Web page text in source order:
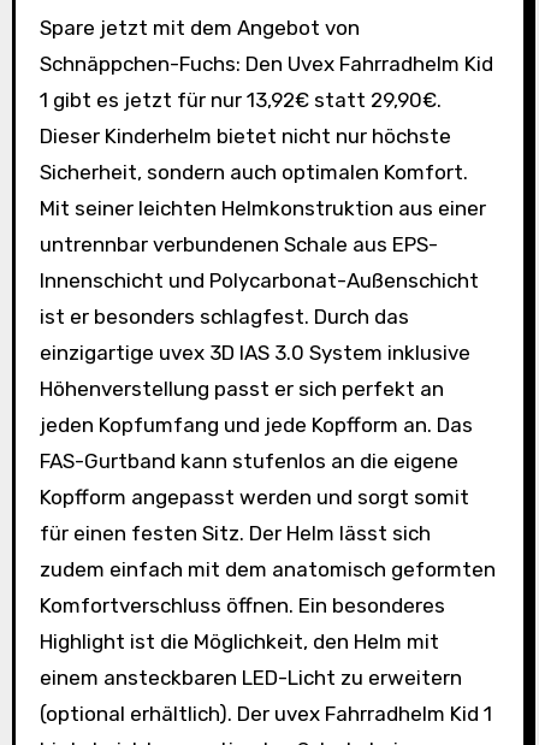
Spare jetzt mit dem Angebot von
Schnäppchen-Fuchs: Den Uvex Fahrradhelm Kid
1 gibt es jetzt für nur 13,92€ statt 29,90€.
Dieser Kinderhelm bietet nicht nur höchste
Sicherheit, sondern auch optimalen Komfort.
Mit seiner leichten Helmkonstruktion aus einer
untrennbar verbundenen Schale aus EPS-
Innenschicht und Polycarbonat-Außenschicht
ist er besonders schlagfest. Durch das
einzigartige uvex 3D IAS 3.0 System inklusive
Höhenverstellung passt er sich perfekt an
jeden Kopfumfang und jede Kopfform an. Das
FAS-Gurtband kann stufenlos an die eigene
Kopfform angepasst werden und sorgt somit
für einen festen Sitz. Der Helm lässt sich
zudem einfach mit dem anatomisch geformten
Komfortverschluss öffnen. Ein besonderes
Highlight ist die Möglichkeit, den Helm mit
einem ansteckbaren LED-Licht zu erweitern
(optional erhältlich). Der uvex Fahrradhelm Kid 1